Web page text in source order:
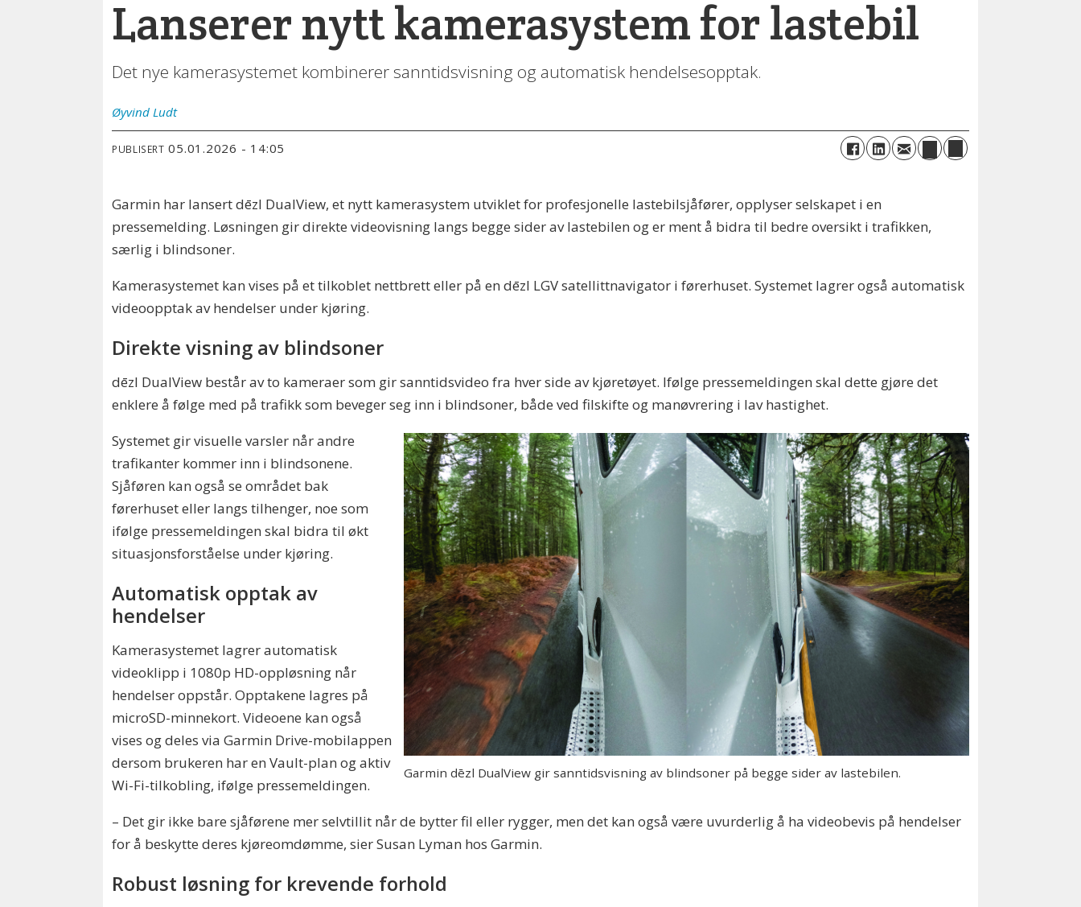
Lanserer nytt kamera­system for lastebil
Det nye kamerasystemet kombinerer sanntidsvisning og automatisk hendelsesopptak.
Øyvind Ludt
PUBLISERT 05.01.2026 - 14:05
Garmin har lansert dēzl DualView, et nytt kamerasystem utviklet for profesjonelle lastebilsjåfører, opplyser selskapet i en
pressemelding. Løsningen gir direkte videovisning langs begge sider av lastebilen og er ment å bidra til bedre oversikt i trafikken,
særlig i blindsoner.
Kamerasystemet kan vises på et tilkoblet nettbrett eller på en dēzl LGV satellittnavigator i førerhuset. Systemet lagrer også automatisk
videoopptak av hendelser under kjøring.
Direkte visning av blindsoner
dēzl DualView består av to kameraer som gir sanntidsvideo fra hver side av kjøretøyet. Ifølge pressemeldingen skal dette gjøre det
enklere å følge med på trafikk som beveger seg inn i blindsoner, både ved filskifte og manøvrering i lav hastighet.
Garmin dēzl DualView gir sanntidsvisning av blindsoner på begge sider av lastebilen.
Systemet gir visuelle varsler når andre
trafikanter kommer inn i blindsonene.
Sjåføren kan også se området bak
førerhuset eller langs tilhenger, noe som
ifølge pressemeldingen skal bidra til økt
situasjonsforståelse under kjøring.
Automatisk opptak av
hendelser
Kamerasystemet lagrer automatisk
videoklipp i 1080p HD-oppløsning når
hendelser oppstår. Opptakene lagres på
microSD-minnekort. Videoene kan også
vises og deles via Garmin Drive-mobilappen
dersom brukeren har en Vault-plan og aktiv
Wi-Fi-tilkobling, ifølge pressemeldingen.
– Det gir ikke bare sjåførene mer selvtillit når de bytter fil eller rygger, men det kan også være uvurderlig å ha videobevis på hendelser
for å beskytte deres kjøreomdømme, sier Susan Lyman hos Garmin.
Robust løsning for krevende forhold